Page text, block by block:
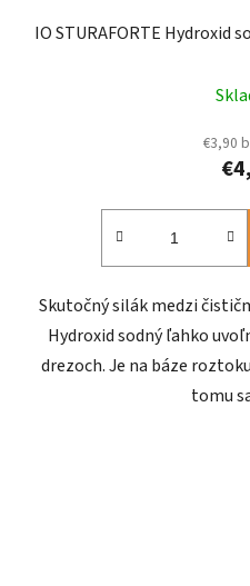
IO STURAFORTE Hydroxid
€3,90
Skutočný silák medzi
Hydroxid sodný ľahko
drezoch. Je na báze
tomu